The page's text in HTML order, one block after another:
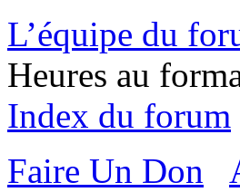
L’équipe du
Heures au
Index du forum
Faire Un Don